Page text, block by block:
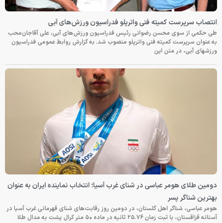
انتصاب سرپرست کمیته فنی واترپلو فدراسیون ورزش‌های آبی
طی حکمی از سوی محسن رضوانی رئیس فدراسیون ورزش‌های آبی، علی آقاجان‌محب
به عنوان سرپرست کمیته فنی واترپلو منصوب شد. به گزارش روابط عمومی فدراسیون
ورزشهای آبی، در متن این
دومین طلای هومر عباسی در شنای غرب آسیا؛ انتخاب نماینده ایران به عنوان
بهترین شناگر پسر
هومر عباسی، شناگر اهل گلستان، در دومین روز رقابت‌های شنای قهرمانی غرب آسیا در
آستانه قزاقستان، با ثبت زمان ۲۵.۷۶ ثانیه در ماده ۵۰ متر کرال پشت به مدال طلا